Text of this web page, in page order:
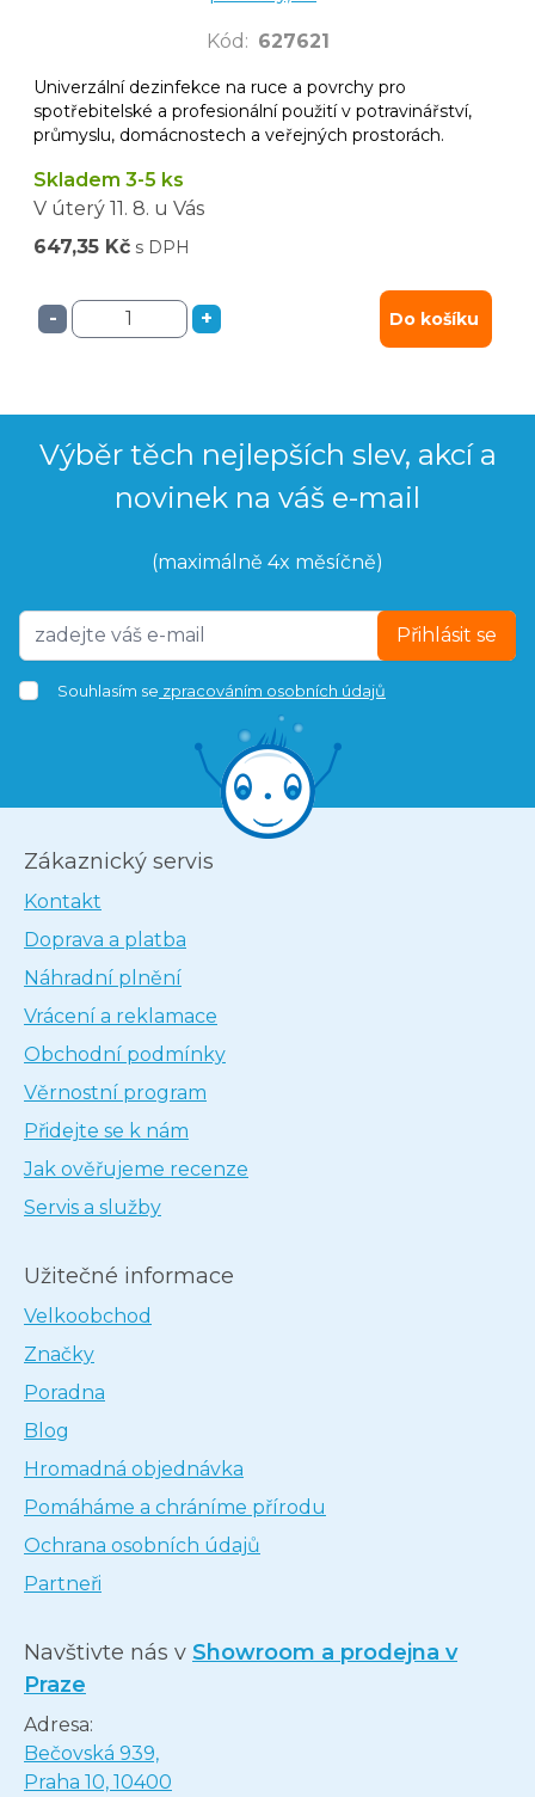
Kód : 627621
Univerzální dezinfekce na ruce a povrchy pro
spotřebitelské a profesionální použití v potravinářství,
průmyslu, domácnostech a veřejných prostorách.
Skladem 3-5 ks
V úterý 11. 8. u Vás
647,35 Kč s DPH
- + Do košíku
Výběr těch nejlepších slev, akcí a
novinek na váš e-mail
(maximálně 4x měsíčně)
Přihlásit se
Souhlasím se zpracováním osobních údajů
Zákaznický servis
Kontakt
Doprava a platba
Náhradní plnění
Vrácení a reklamace
Obchodní podmínky
Věrnostní program
Přidejte se k nám
Jak ověřujeme recenze
Servis a služby
Užitečné informace
Velkoobchod
Značky
Poradna
Blog
Hromadná objednávka
Pomáháme a chráníme přírodu
Ochrana osobních údajů
Partneři
Navštivte nás v Showroom a prodejna v
Praze
Adresa:
Bečovská 939,
Praha 10, 10400